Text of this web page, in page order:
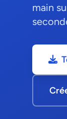
main